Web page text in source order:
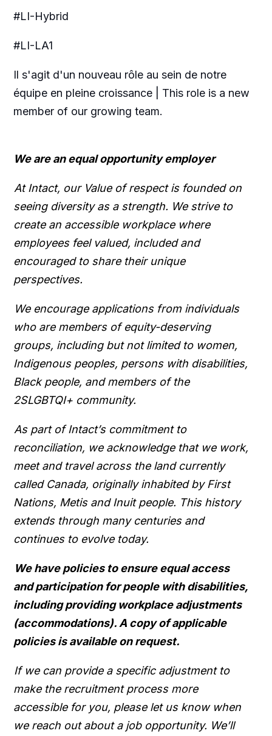
#LI-Hybrid
#LI-LA1
Il s'agit d'un nouveau rôle au sein de notre
équipe en pleine croissance | This role is a new
member of our growing team.
We are an equal opportunity employer
At Intact, our Value of respect is founded on
seeing diversity as a strength. We strive to
create an accessible workplace where
employees feel valued, included and
encouraged to share their unique
perspectives.
We encourage applications from individuals
who are members of equity-deserving
groups, including but not limited to women,
Indigenous peoples, persons with disabilities,
Black people, and members of the
2SLGBTQI+ community.
As part of Intact’s commitment to
reconciliation, we acknowledge that we work,
meet and travel across the land currently
called Canada, originally inhabited by First
Nations, Metis and Inuit people. This history
extends through many centuries and
continues to evolve today.
We have policies to ensure equal access
and participation for people with disabilities,
including providing workplace adjustments
(accommodations). A copy of applicable
policies is available on request.
If we can provide a specific adjustment to
make the recruitment process more
accessible for you, please let us know when
we reach out about a job opportunity. We’ll